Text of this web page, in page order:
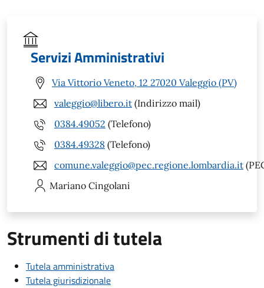
Servizi Amministrativi
Via Vittorio Veneto, 12 27020 Valeggio (PV)
valeggio@libero.it (Indirizzo mail)
0384.49052 (Telefono)
0384.49328 (Telefono)
comune.valeggio@pec.regione.lombardia.it
Mariano Cingolani
Strumenti di tutela
Tutela amministrativa
Tutela giurisdizionale